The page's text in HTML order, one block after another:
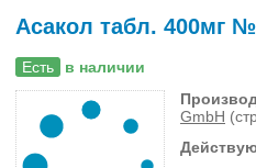
Асакол табл. 400мг
Есть в наличии
GmbH